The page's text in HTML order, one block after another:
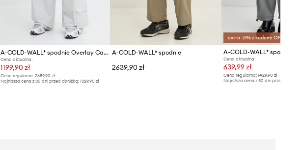
A-COLD-WALL* spodnie Overlay Cargo Pant
Cena aktualna:
1199,90 zł
Cena regularna: 2659,90 zł
Najniższa cena z 30 dni przed obniżką: 1329,90 zł
A-COLD-WALL* spodnie
2639,90 zł
extra -5% z kodem: OFF*
A-COLD-WALL* spodnie
Cena aktualna:
639,99 zł
Cena regularna: 1429,90 zł
Najniższa cena z 30 dni przed obniżką: